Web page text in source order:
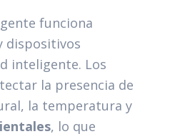
funciona
dispositivos
inteligente. Los
la presencia de
la temperatura y
, lo que